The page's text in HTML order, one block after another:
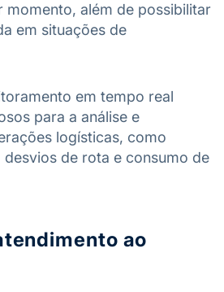
momento, além de possibilitar
em situações de
em tempo real
para a análise e
logísticas, como
de rota e consumo de
ao